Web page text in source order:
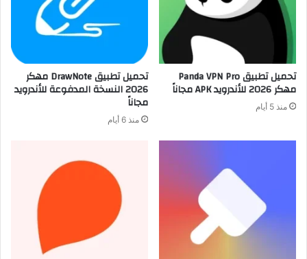
تحميل تطبيق Panda VPN Pro
مهكر 2026 للأندرويد APK مجاناً
منذ 5 أيام
تحميل تطبيق DrawNote مهكر
2026 النسخة المدفوعة للأندرويد
مجاناً
منذ 6 أيام